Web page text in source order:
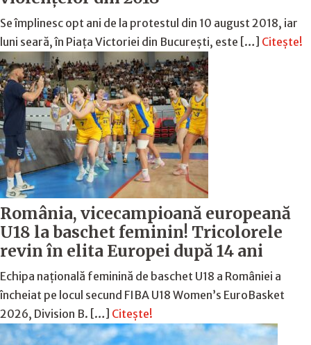
Se împlinesc opt ani de la protestul din 10 august 2018, iar
luni seară, în Piața Victoriei din București, este […] Citește!
România, vicecampioană europeană
U18 la baschet feminin! Tricolorele
revin în elita Europei după 14 ani
Echipa națională feminină de baschet U18 a României a
încheiat pe locul secund FIBA U18 Women’s EuroBasket
2026, Division B. […] Citește!